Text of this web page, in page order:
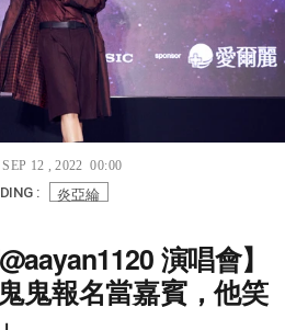
12 , 2022 00:00
: 炎亞綸
演唱會】
鬼報名當嘉賓，他笑